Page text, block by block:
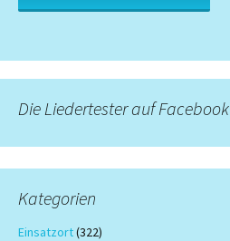
Die Liedertester auf Facebook
Kategorien
Einsatzort(322)